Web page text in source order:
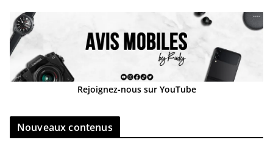
Rejoignez-nous sur YouTube
Nouveaux contenus